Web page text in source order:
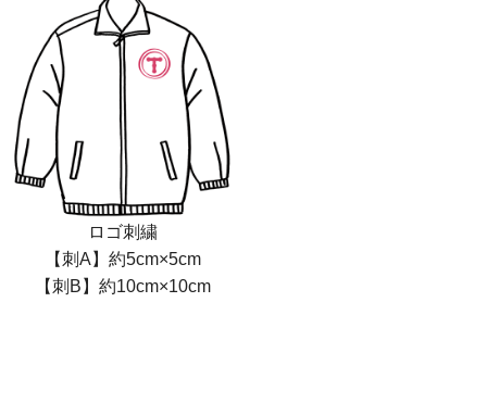
ロゴ刺繍
【刺A】約5cm×5cm
【刺B】約10cm×10cm